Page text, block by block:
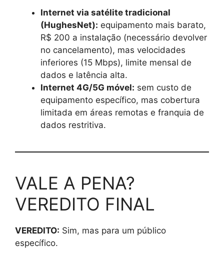
Internet via satélite tradicional
(HughesNet): equipamento mais barato,
R$ 200 a instalação (necessário devolver
no cancelamento), mas velocidades
inferiores (15 Mbps), limite mensal de
dados e latência alta.
Internet 4G/5G móvel: sem custo de
equipamento específico, mas cobertura
limitada em áreas remotas e franquia de
dados restritiva.
VALE A PENA?
VEREDITO FINAL
VEREDITO: Sim, mas para um público
específico.